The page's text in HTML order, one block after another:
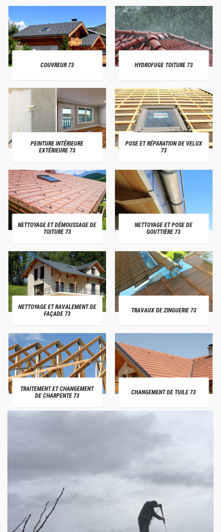
COUVREUR 73 HYDROFUGE TOITURE 73
PEINTURE INTÉRIEURE
EXTÉRIEURE 73
POSE ET RÉPARATION DE VELUX
73
NETTOYAGE ET DÉMOUSSAGE DE
TOITURE 73
NETTOYAGE ET POSE DE
GOUTTIÈRE 73
NETTOYAGE ET RAVALEMENT DE
FAÇADE 73
TRAVAUX DE ZINGUERIE 73
TRAITEMENT ET CHANGEMENT
DE CHARPENTE 73
CHANGEMENT DE TUILE 73